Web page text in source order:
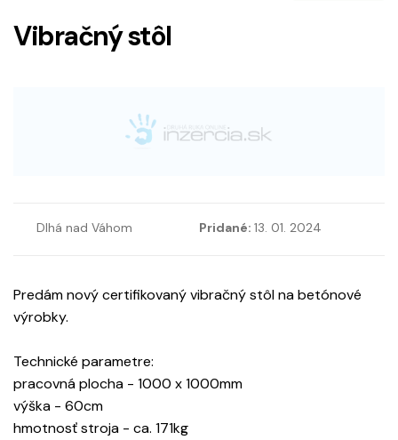
Vibračný stôl
Dlhá nad Váhom Pridané: 13. 01. 2024
Predám nový certifikovaný vibračný stôl na betónové
výrobky.
Technické parametre:
pracovná plocha - 1000 x 1000mm
výška - 60cm
hmotnosť stroja - ca. 171kg